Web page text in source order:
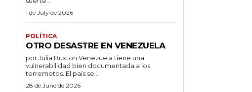
1 de July de 2026
POLÍTICA
OTRO DESASTRE EN VENEZUELA
por Julia Buxton Venezuela tiene una
vulnerabilidad bien documentada a los
terremotos. El país se...
28 de June de 2026